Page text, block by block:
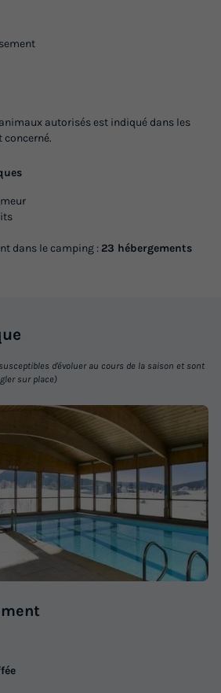
autorisés est indiqué dans les
concerné.
dans le camping : 23 hébergements
d'évoluer au cours de la saison et sont
sur place)